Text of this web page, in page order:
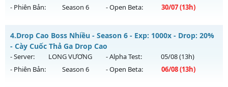
Exp: 9999x - Drop: 20%
Thể loại: Mu Nguyên bản Webzen
Antihack: XShield
- Phiên Bản: Season 6 - Open Beta: 30/07(13h)
MU HỎA LONG 6.9 - 🌍 Website: https://muhoalong.pro
Mu mới ra tháng 07 2026 - Mở máy chủ
https://facebook.com/muhoalongvào 13h ngày
30/07/2626
4.Drop Cao Boss Nhiều - Season 6 - Exp: 1000x - Drop: 20%
- Cày Cuốc Thả Ga Drop Cao
- Server: LONG VƯƠNG - Alpha Test: 05/08(13h)
- Phiên Bản:
Season 6 - Open Beta: 06/08(13h)